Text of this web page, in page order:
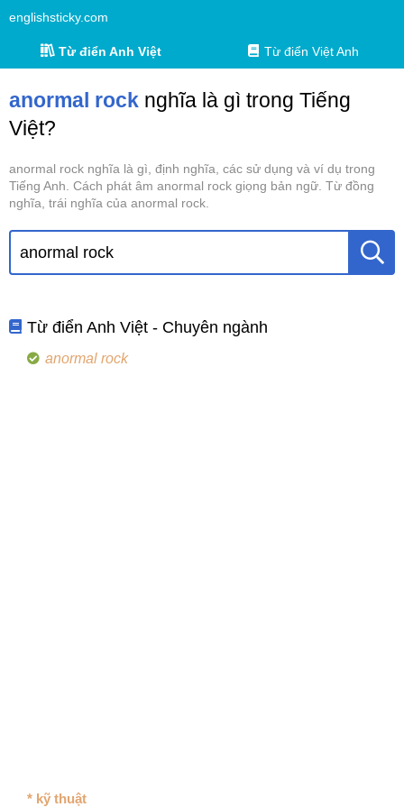
englishsticky.com
Từ điển Anh Việt Từ điển Việt Anh
anormal rock nghĩa là gì trong Tiếng
Việt?
anormal rock nghĩa là gì, định nghĩa, các sử dụng và ví dụ trong
Tiếng Anh. Cách phát âm anormal rock giọng bản ngữ. Từ đồng
nghĩa, trái nghĩa của anormal rock.
Từ điển Anh Việt - Chuyên ngành
anormal rock
* kỹ thuật